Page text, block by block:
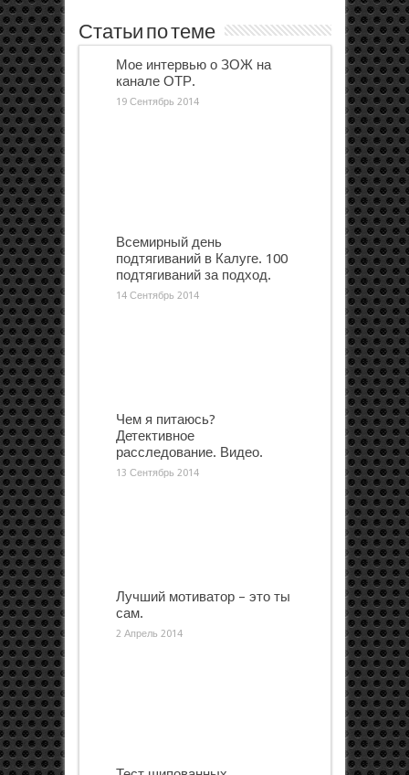
Статьи по теме
Мое интервью о ЗОЖ на
канале ОТР.
19 Сентябрь 2014
Всемирный день
подтягиваний в Калуге. 100
подтягиваний за подход.
14 Сентябрь 2014
Чем я питаюсь?
Детективное
расследование. Видео.
13 Сентябрь 2014
Лучший мотиватор – это ты
сам.
2 Апрель 2014